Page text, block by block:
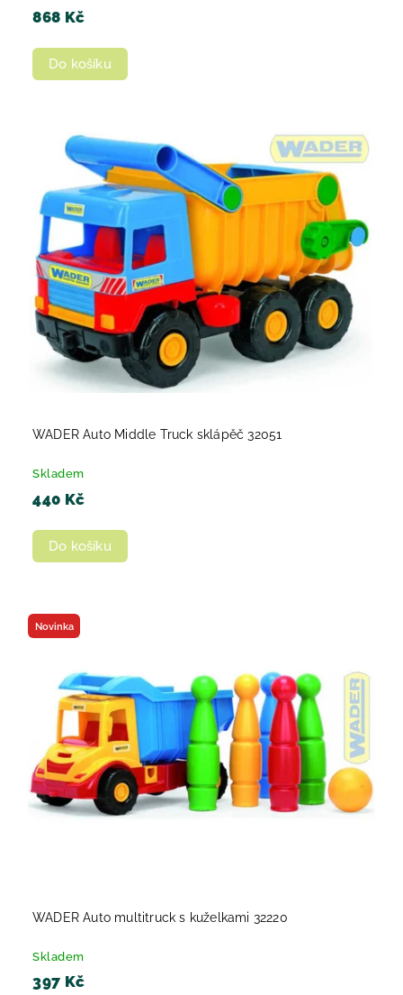
868 Kč
Do košíku
WADER Auto Middle Truck sklápěč 32051
Skladem
440 Kč
Do košíku
Novinka
WADER Auto multitruck s kuželkami 32220
Skladem
397 Kč